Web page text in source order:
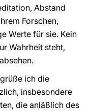
Abstand
Forschen,
Werte für sie. Kein
Wahrheit steht,
ich die
insbesondere
die anläßlich des